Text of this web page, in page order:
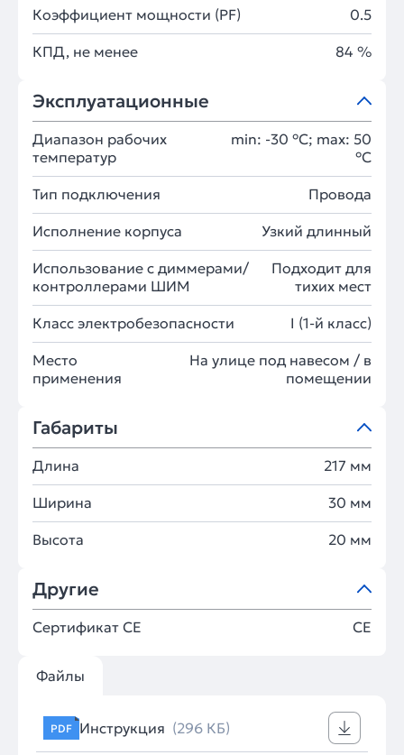
Коэффициент мощности (PF) 0.5
КПД, не менее 84 %
Эксплуатационные
Диапазон рабочих
температур
min: -30 °C; max: 50
°C
Тип подключения Провода
Исполнение корпуса Узкий длинный
Использование с диммерами/
контроллерами ШИМ
Подходит для
тихих мест
Класс электробезопасности I (1-й класс)
Место
применения
На улице под навесом / в
помещении
Габариты
Длина 217 мм
Ширина 30 мм
Высота 20 мм
Другие
Сертификат CE СЕ
Файлы
PDF Инструкция (296 КБ)